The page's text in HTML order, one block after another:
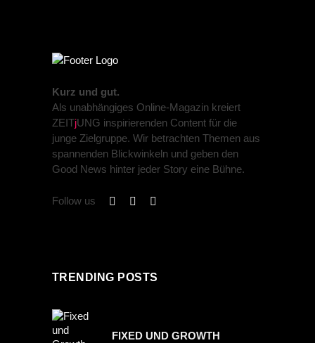
Kurz und gut.
Als unabhängiges Online-Magazin kreiert
ZEITjUNG inspirierenden Content für die
junge Zielgruppe. Wir betrachten Themen aus
spannenden Blickwinkeln und geben den
Good News hinter jeder Story eine Bühne.
Follow us
TRENDING POSTS
FIXED UND GROWTH